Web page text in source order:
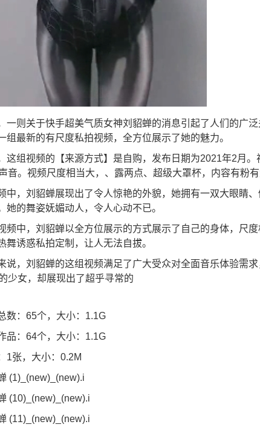
一则关于快手超美气质女神刘貂蝉的消息引起了人们的广
组最新的有尺度私拍视频，全方位展示了她的魅力。
这组视频的【来源方式】是自购，发布日期为2021年2月
音。视频尺度相当大，、露两点、超级大罩杯，内容有粉
中，刘貂蝉展现出了令人惊艳的外貌，她拥有一双大眼睛
她的舞姿妩媚动人，令人心动不已。
频中，刘貂蝉以全方位展示的方式展示了自己的身体，尺
舞诱惑私拍定制，让人无法自拔。
说，刘貂蝉的这组视频满足了广大受众对全面音乐体验需
少女，却展现出了超乎寻常的
数：65个，大小：1.1G
品：64个，大小：1.1G
1张，大小：0.2M
(1)_(new)_(new).i
(10)_(new)_(new).i
(11)_(new)_(new).i